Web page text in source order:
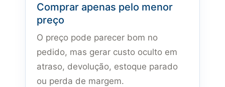
Comprar apenas pelo menor
preço
O preço pode parecer bom no
pedido, mas gerar custo oculto em
atraso, devolução, estoque parado
ou perda de margem.